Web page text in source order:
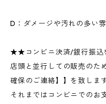
D：ダメージや汚れの多い
★★コンビニ決済/銀行振
店頭と並行しての販売のた
確保のご連絡】】を致します
それまではコンビニでのお